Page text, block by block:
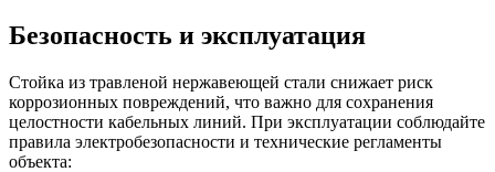
Безопасность и эксплуатация
Стойка из травленой нержавеющей стали снижает риск
коррозионных повреждений, что важно для сохранения
целостности кабельных линий. При эксплуатации соблюдайте
правила электробезопасности и технические регламенты
объекта: